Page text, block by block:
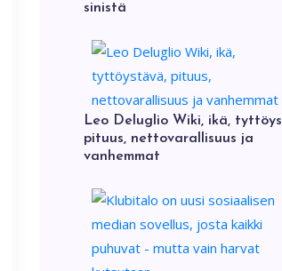
sinistä
Leo Deluglio Wiki, ikä,
pituus, nettovarallisuus ja
vanhemmat